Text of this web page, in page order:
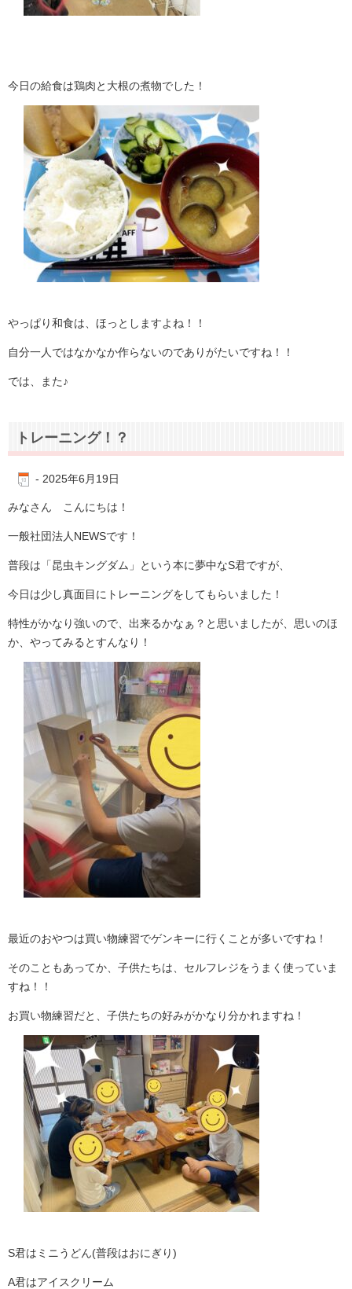
今日の給食は鶏肉と大根の煮物でした！
やっぱり和食は、ほっとしますよね！！
自分一人ではなかなか作らないのでありがたいですね！！
では、また♪
トレーニング！？
- 2025年6月19日
みなさん こんにちは！
一般社団法人NEWSです！
普段は「昆虫キングダム」という本に夢中なS君ですが、
今日は少し真面目にトレーニングをしてもらいました！
特性がかなり強いので、出来るかなぁ？と思いましたが、思いのほ
か、やってみるとすんなり！
最近のおやつは買い物練習でゲンキーに行くことが多いですね！
そのこともあってか、子供たちは、セルフレジをうまく使っていま
すね！！
お買い物練習だと、子供たちの好みがかなり分かれますね！
S君はミニうどん(普段はおにぎり)
A君はアイスクリーム